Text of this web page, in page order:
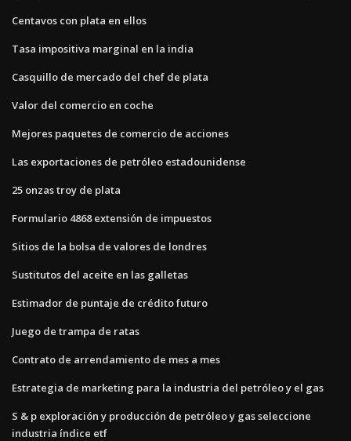
Centavos con plata en ellos
Tasa impositiva marginal en la india
Casquillo de mercado del chef de plata
Valor del comercio en coche
Mejores paquetes de comercio de acciones
Las exportaciones de petróleo estadounidense
25 onzas troy de plata
Formulario 4868 extensión de impuestos
Sitios de la bolsa de valores de londres
Sustitutos del aceite en las galletas
Estimador de puntaje de crédito futuro
Juego de trampa de ratas
Contrato de arrendamiento de mes a mes
Estrategia de marketing para la industria del petróleo y el gas
S & p exploración y producción de petróleo y gas seleccione
industria índice etf